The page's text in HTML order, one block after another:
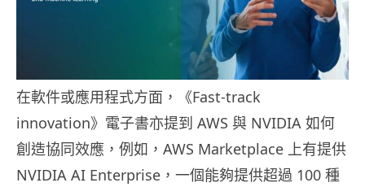
在軟件或應用程式方面，《Fast-track
innovation》電子書亦提到 AWS 與 NVIDIA 如何
創造協同效應，例如，AWS Marketplace 上有提供
NVIDIA AI Enterprise，一個能夠提供超過 100 種